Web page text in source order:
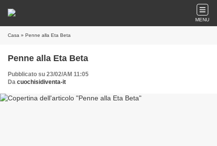
MENU
Casa » Penne alla Eta Beta
Penne alla Eta Beta
Pubblicato su 23/02/AM 11:05
Da cuochisidiventa-it